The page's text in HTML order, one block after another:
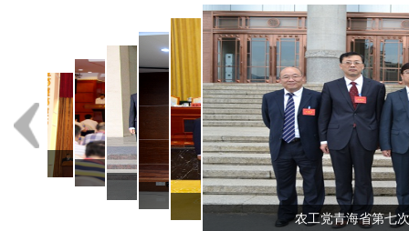
农工党吉林省第七次代表大会在
长春开幕 陈述涛出席并讲...
农工党福建省第十二次代表大会胜利召
开 刘晓峰出席并...
农工党四川省第十二次代表大会闭幕 王正荣当
为主任委...
农工党广东省第十三次代表大会胜利闭
任...
农工党云南省第七次代表大会
农工党青海省第七
农工党